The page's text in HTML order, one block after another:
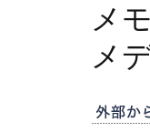
メ
メ